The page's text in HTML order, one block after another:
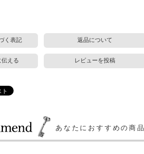
く表記 返品について
える レビューを投稿
あなたにおすすめの商品